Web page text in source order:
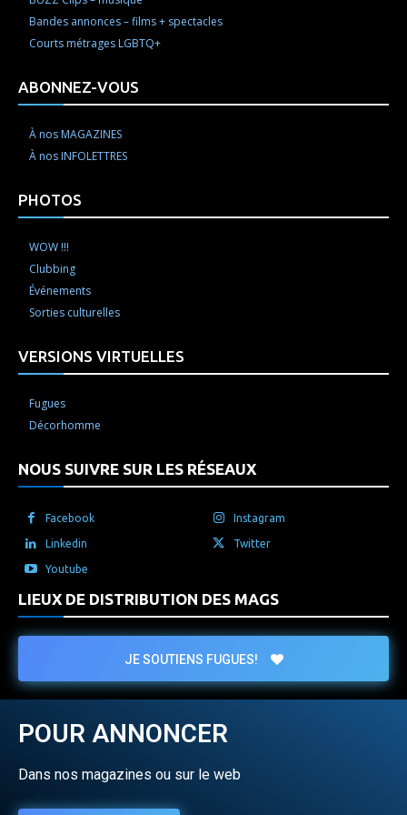
Bandes annonces – films + spectacles
Courts métrages LGBTQ+
ABONNEZ-VOUS
À nos MAGAZINES
À nos INFOLETTRES
PHOTOS
WOW !!!
Clubbing
Événements
Sorties culturelles
VERSIONS VIRTUELLES
Fugues
Décorhomme
NOUS SUIVRE SUR LES RÉSEAUX
Facebook Instagram
Linkedin Twitter
Youtube
LIEUX DE DISTRIBUTION DES MAGS
JE SOUTIENS FUGUES!
POUR ANNONCER
Dans nos magazines ou sur le web